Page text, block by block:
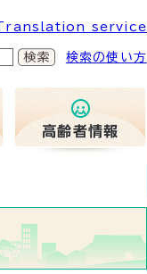
Translation service
検索の使い方